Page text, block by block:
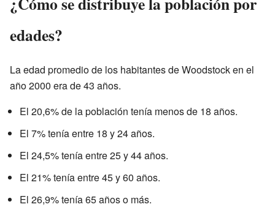
edades?
La edad promedio de los habitantes de Woodstock en el
año 2000 era de 43 años.
El 20,6% de la población tenía menos de 18 años.
El 7% tenía entre 18 y 24 años.
El 24,5% tenía entre 25 y 44 años.
El 21% tenía entre 45 y 60 años.
El 26,9% tenía 65 años o más.